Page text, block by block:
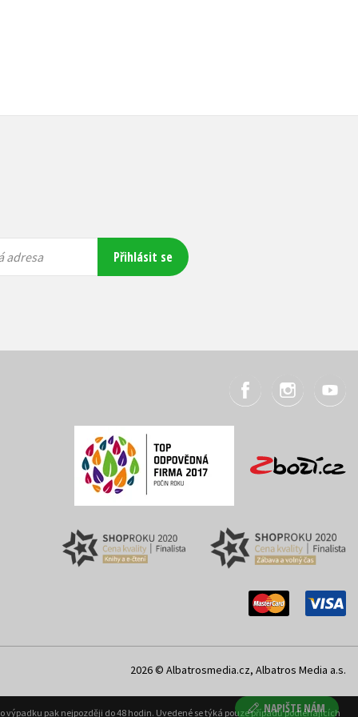
NAPIŠTE NÁM
adresa Přihlásit se
2026 © Albatrosmedia.cz, Albatros Media a.s.
pak nejpozději do 48 hodin. Uvedené se týká pouze případů podléhajících